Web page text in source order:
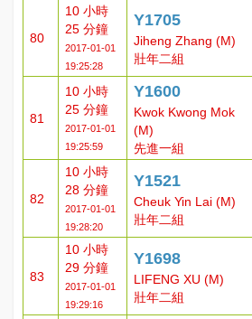
80
10 小時
25 分鐘
2017-01-01
19:25:28
Y1705
Jiheng Zhang (M)
壯年二組
81
10 小時
25 分鐘
2017-01-01
19:25:59
Y1600
Kwok Kwong Mok
(M)
先進一組
82
10 小時
28 分鐘
2017-01-01
19:28:20
Y1521
Cheuk Yin Lai (M)
壯年二組
83
10 小時
29 分鐘
2017-01-01
19:29:16
Y1698
LIFENG XU (M)
壯年二組